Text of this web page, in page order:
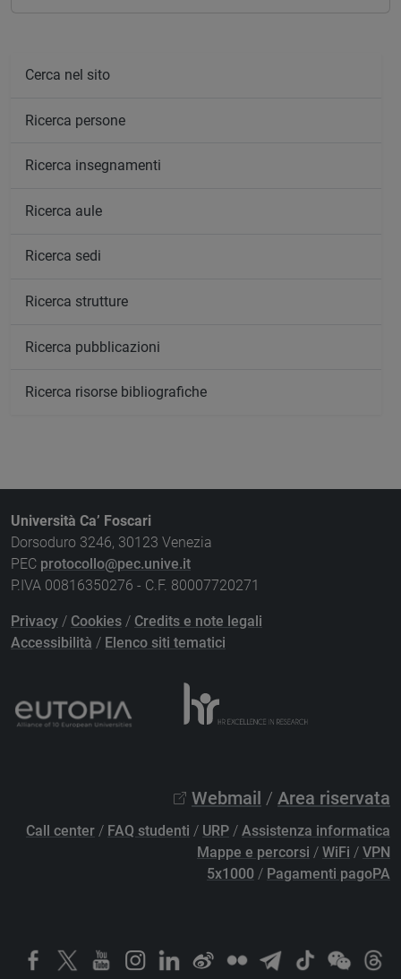
Cerca nel sito
Ricerca persone
Ricerca insegnamenti
Ricerca aule
Ricerca sedi
Ricerca strutture
Ricerca pubblicazioni
Ricerca risorse bibliografiche
Università Ca’ Foscari
Dorsoduro 3246, 30123 Venezia
PEC protocollo@pec.unive.it
P.IVA 00816350276 - C.F. 80007720271
Privacy / Cookies / Credits e note legali
Accessibilità / Elenco siti tematici
Webmail / Area riservata
Call center / FAQ studenti / URP / Assistenza informatica
Mappe e percorsi / WiFi / VPN
5x1000 / Pagamenti pagoPA